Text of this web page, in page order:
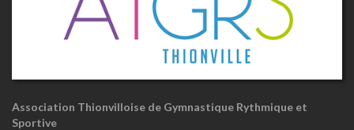
Association Thionvilloise de Gymnastique Rythmique et
Sportive